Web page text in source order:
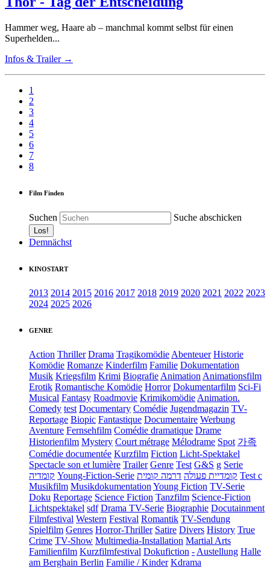
Hammer weg, Haare ab – manchmal kommt selbst für einen
Superhelden...
Infos & Trailer →
1
2
3
4
5
6
7
8
Film Finden
Suchen Suche abschicken
Demnächst
KINOSTART
2013 2014 2015 2016 2017 2018 2019 2020 2021 2022 2023
2024 2025 2026
GENRE
Action Thriller Drama Tragikomödie Abenteuer Historie
Komödie Romanze Kinderfilm Familie Dokumentation
Musik Kriegsfilm Krimi Biografie Animation Animationsfilm
Erotik Romantische Komödie Horror Dokumentarfilm Sci-Fi
Musical Fantasy Roadmovie Krimikomödie Animation.
Comedy test Documentary Comédie Jugendmagazin TV-
Reportage Biopic Fantastique Documentaire Werbung
Aventure Fernsehfilm Comédie dramatique Drame
Historienfilm Mystery Court métrage Mélodrame Spot 가족
Comédie documentée Kurzfilm Fiction Licht-Spektakel
Spectacle son et lumière Trailer Genre Test G&S g Serie
קומדיה Young-Fiction-Serie קומדיית פעולה דרמה קומית
Test c
Musikfilm Musikdokumentation Young Fiction TV-Serie
Doku Reportage Science Fiction Tanzfilm Science-Fiction
Lichtspektakel sdf Drama TV-Serie Biographie Docutainment
Filmfestival Western Festival Romantik TV-Sendung
Spielfilm Genres Horror-Thriller Satire Divers History True
Crime TV-Show Multimedia-Installation Martial Arts
Familienfilm Kurzfilmfestival Dokufiction - Austellung Halle
am Berghain Berlin Familie / Kinder Kdrama